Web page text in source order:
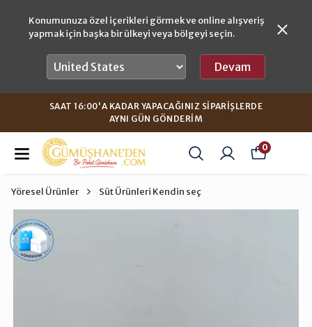
Konumunuza özel içerikleri görmek ve online alışveriş
yapmak için başka bir ülkeyi veya bölgeyi seçin.
Devam
SAAT 16:00'A KADAR YAPACAĞINIZ SIPARIŞLERDE
AYNI GÜN GÖNDERIM
0
Yöresel Ürünler Süt Ürünleri Kendin seç